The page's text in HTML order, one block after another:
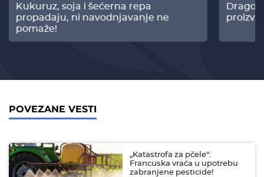
Kukuruz, soja i šećerna repa
propadaju, ni navodnjavanje ne
pomaže!
POVEZANE VESTI
„Katastrofa za pčele":
Francuska vraća u upotrebu
zabranjene pesticide!